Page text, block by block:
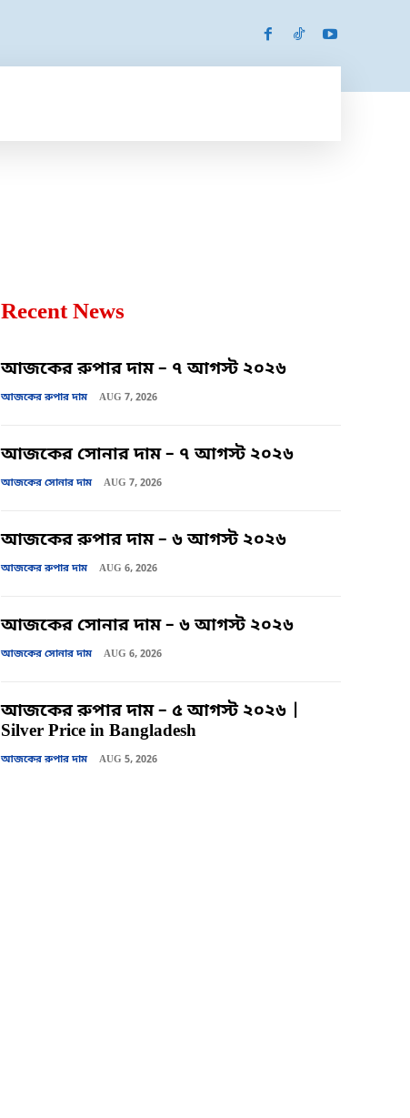
Recent News
আজকের রুপার দাম – ৭ আগস্ট ২০২৬
আজকের রুপার দাম AUG 7, 2026
আজকের সোনার দাম – ৭ আগস্ট ২০২৬
আজকের সোনার দাম AUG 7, 2026
আজকের রুপার দাম – ৬ আগস্ট ২০২৬
আজকের রুপার দাম AUG 6, 2026
আজকের সোনার দাম – ৬ আগস্ট ২০২৬
আজকের সোনার দাম AUG 6, 2026
আজকের রুপার দাম – ৫ আগস্ট ২০২৬ |
Silver Price in Bangladesh
আজকের রুপার দাম AUG 5, 2026